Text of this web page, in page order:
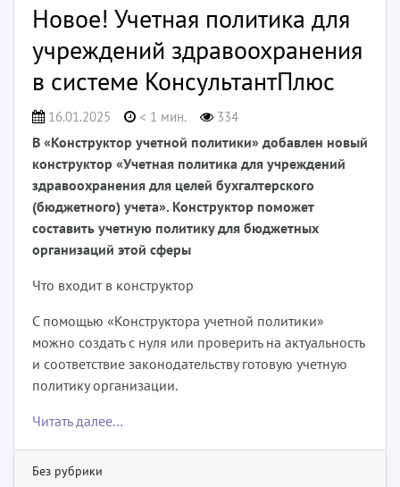
Новое! Учетная политика для
учреждений здравоохранения
в системе КонсультантПлюс
16.01.2025 < 1 мин. 334
В «Конструктор учетной политики» добавлен новый
конструктор «Учетная политика для учреждений
здравоохранения для целей бухгалтерского
(бюджетного) учета». Конструктор поможет
составить учетную политику для бюджетных
организаций этой сферы
Что входит в конструктор
С помощью «Конструктора учетной политики»
можно создать с нуля или проверить на актуальность
и соответствие законодательству готовую учетную
политику организации.
Читать далее…
Без рубрики